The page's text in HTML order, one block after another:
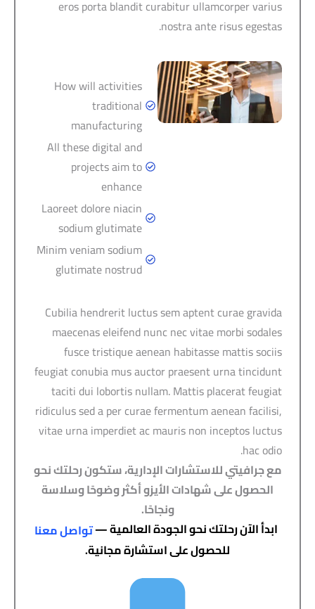
eros porta blandit curabitur ullamcorper varius
nostra ante risus egestas.
How will activities
traditional
manufacturing
All these digital and
projects aim to
enhance
Laoreet dolore niacin
sodium glutimate
Minim veniam sodium
glutimate nostrud
Cubilia hendrerit luctus sem aptent curae gravida
maecenas eleifend nunc nec vitae morbi sodales
fusce tristique aenean habitasse mattis sociis
feugiat conubia mus auctor praesent urna tincidunt
taciti dui lobortis nullam. Mattis placerat feugiat
ridiculus sed a per curae fermentum aenean facilisi,
vitae urna imperdiet ac mauris non inceptos luctus
hac odio.
مع جرافيتي للاستشارات الإدارية، ستكون رحلتك نحو
الحصول على شهادات الأيزو أكثر وضوحًا وسلاسة
ونجاحًا.
ابدأ الآن رحلتك نحو الجودة العالمية —تواصل معنا
للحصول على استشارة مجانية.